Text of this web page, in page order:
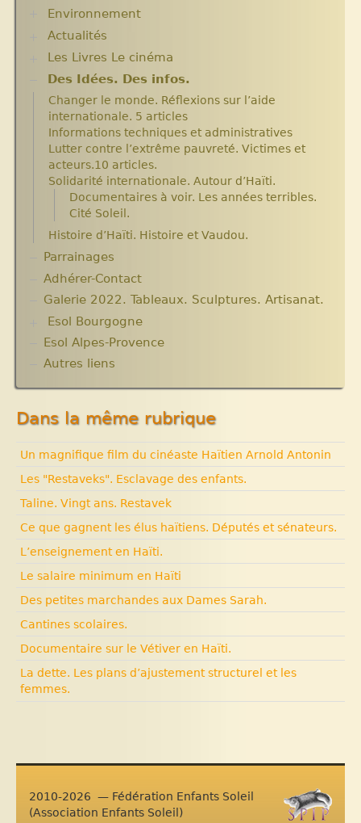
Ecole Massawist. Verrettes. Agrandissement et
modernisation.
Archives
Aide en nature : Containers
Années 2010 2012
Projets et bilans années 2013 / 2014
Environnement
Plantes pour Haïti
Solidarité et environnement
Actualités
Chroniques du séjour Août 2017
Chroniques du séjour Juillet 2016
Les micro-crédits
Les Livres Le cinéma
Critiques et notes de lecture
Des Idées. Des infos.
Changer le monde. Réflexions sur l’aide
internationale. 5 articles
Informations techniques et administratives
Lutter contre l’extrême pauvreté. Victimes et
acteurs.10 articles.
Solidarité internationale. Autour d’Haïti.
Documentaires à voir. Les années terribles.
Cité Soleil.
Histoire d’Haïti. Histoire et Vaudou.
Parrainages
Adhérer-Contact
Galerie 2022. Tableaux. Sculptures. Artisanat.
Esol Bourgogne
ACTUALITES
Archives
Esol Alpes-Provence
Autres liens
Dans la même rubrique
Un magnifique film du cinéaste Haïtien Arnold Antonin
Les "Restaveks". Esclavage des enfants.
Taline. Vingt ans. Restavek
Ce que gagnent les élus haïtiens. Députés et sénateurs.
L’enseignement en Haïti.
Le salaire minimum en Haïti
Des petites marchandes aux Dames Sarah.
Cantines scolaires.
Documentaire sur le Vétiver en Haïti.
La dette. Les plans d’ajustement structurel et les
femmes.
2010-2026 — Fédération Enfants Soleil
(Association Enfants Soleil)